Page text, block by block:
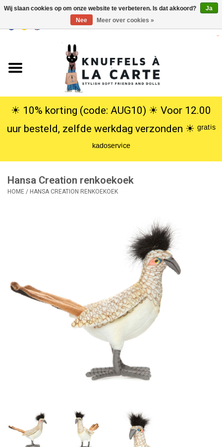
USD
Knuffels
Poppen
SALE
Cadeauservice
☀︎ 10% korting (code: AUG10) ☀︎ Voor 12.00
uur besteld, zelfde werkdag verzonden ☀︎ ᵍʳᵃᵗⁱˢ
ᵏᵃᵈᵒˢᵉʳᵛⁱᶜᵉ
Hansa Creation renkoekoek
HOME / HANSA CREATION RENKOEKOEK
Wij slaan cookies op om onze website te verbeteren. Is dat akkoord?
Ja
Nee
Meer over cookies »